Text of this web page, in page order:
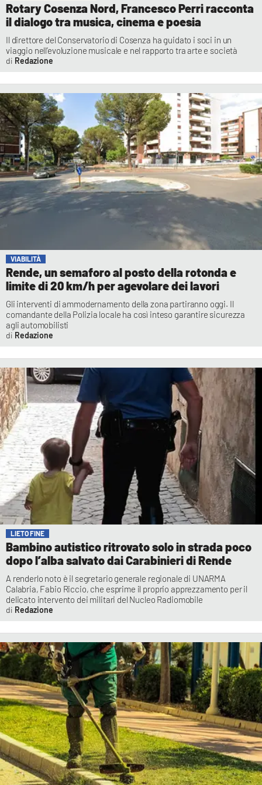
Rotary Cosenza Nord, Francesco Perri racconta
il dialogo tra musica, cinema e poesia
Il direttore del Conservatorio di Cosenza ha guidato i soci in un
viaggio nell’evoluzione musicale e nel rapporto tra arte e società
Redazione
VIABILITÀ
Rende, un semaforo al posto della rotonda e
limite di 20 km/h per agevolare dei lavori
Gli interventi di ammodernamento della zona partiranno oggi. Il
comandante della Polizia locale ha così inteso garantire sicurezza
agli automobilisti
Redazione
LIETO FINE
Bambino autistico ritrovato solo in strada poco
dopo l’alba salvato dai Carabinieri di Rende
A renderlo noto è il segretario generale regionale di UNARMA
Calabria, Fabio Riccio, che esprime il proprio apprezzamento per il
delicato intervento dei militari del Nucleo Radiomobile
Redazione